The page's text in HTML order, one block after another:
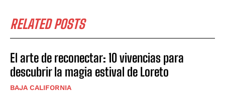
RELATED POSTS
El arte de reconectar: 10 vivencias para
descubrir la magia estival de Loreto
BAJA CALIFORNIA